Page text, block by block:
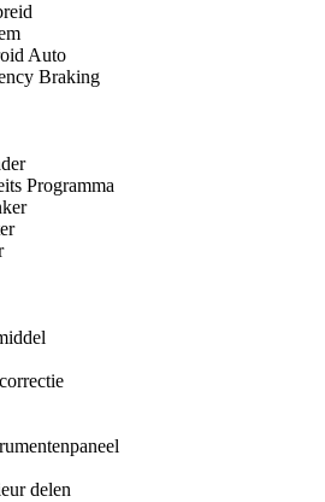
Auto
Braking
Programma
delen